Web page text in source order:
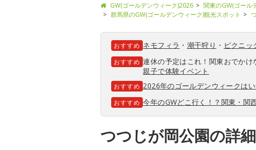
GW(ゴールデンウィーク)2026 関東のGW(ゴール
群馬県のGW(ゴールデンウィーク)観光スポット
おすすめ ネモフィラ ・ 潮干狩り ・ ピクニッ
おすすめ 連休の予定はこれ！関東おでか
親子で体験イベント
おすすめ 2026年のゴールデンウィークは
おすすめ 今年のGWどこ行く！？関東・関
つつじが岡公園の詳